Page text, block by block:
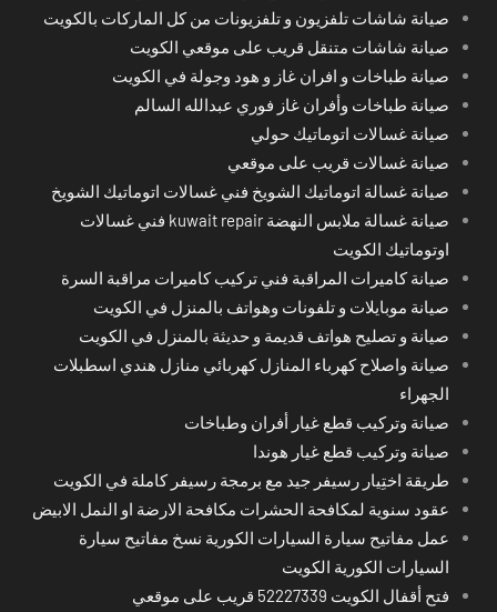
صيانة شاشات تلفزيون و تلفزيونات من كل الماركات بالكويت
صيانة شاشات متنقل قريب على موقعي الكويت
صيانة طباخات و افران غاز و هود وجولة في الكويت
صيانة طباخات وأفران غاز فوري عبدالله السالم
صيانة غسالات اتوماتيك حولي
صيانة غسالات قريب على موقعي
صيانة غسالة اتوماتيك الشويخ فني غسالات اتوماتيك الشويخ
صيانة غسالة ملابس النهضة kuwait repair فني غسالات
اوتوماتيك الكويت
صيانة كاميرات المراقبة فني تركيب كاميرات مراقبة السرة
صيانة موبايلات و تلفونات وهواتف بالمنزل في الكويت
صيانة و تصليح هواتف قديمة و حديثة بالمنزل في الكويت
صيانة واصلاح كهرباء المنازل كهربائي منازل هندي اسطبلات
الجهراء
صيانة وتركيب قطع غيار أفران وطباخات
صيانة وتركيب قطع غيار هوندا
طريقة اختِيار رسيفر جيد مع برمجة رسيفر كاملة في الكويت
عقود سنوية لمكافحة الحشرات مكافحة الارضة او النمل الابيض
عمل مفاتيح سيارة السيارات الكورية نسخ مفاتيح سيارة
السيارات الكورية الكويت
فتح أقفال الكويت 52227339 قريب على موقعي